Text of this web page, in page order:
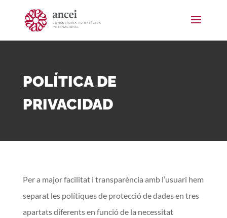
POLÍTICA DE
PRIVACIDAD
Per a major facilitat i transparència amb l’usuari hem
separat les polítiques de protecció de dades en tres
apartats diferents en funció de la necessitat